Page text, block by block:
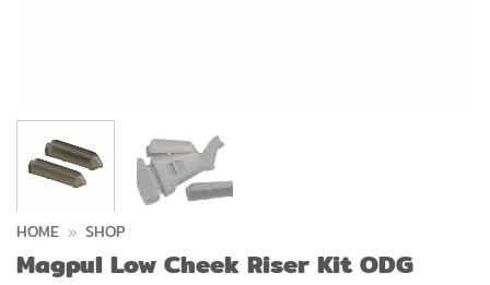
HOME » SHOP
Magpul Low Cheek Riser Kit ODG